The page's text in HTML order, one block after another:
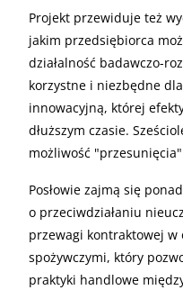
Projekt przewiduje też
jakim przedsiębiorca
działalność badawczo-
korzystne i niezbędne
innowacyjną, której
dłuższym czasie.
możliwość
Posłowie zajmą się
o przeciwdziałaniu
przewagi kontraktowej
spożywczymi, który
praktyki handlowe